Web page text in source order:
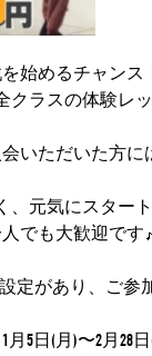
始めるチャンス
**全クラスの体
いただいた方に
、元気にスタート
でも大歓迎です
定があり、ご参
5日(月)〜2月28